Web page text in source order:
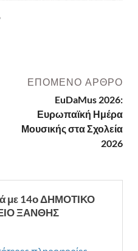
ΕΠΌΜΕΝΟ ΆΡΘΡΟ
EuDaMus 2026:
Ευρωπαϊκή Ημέρα
Μουσικής στα Σχολεία
2026
με 14ο ΔΗΜΟΤΙΚΟ
ΞΑΝΘΗΣ